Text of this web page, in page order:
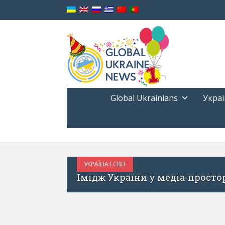
Global Ukrainians
липень 2017 року
МАУ та
системи